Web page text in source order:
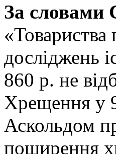
За
«Товариства
досліджень
860 р. не
Хрещення у
Аскольдом
поширення